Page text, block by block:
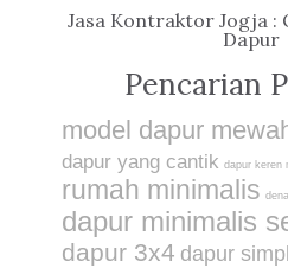
Jasa Kontraktor Jogja :
Dapur
Pencarian
model dapur
dapur yang cantik dapur keren
rumah minimalis
dapur minimalis
dapur 3x4 dapur